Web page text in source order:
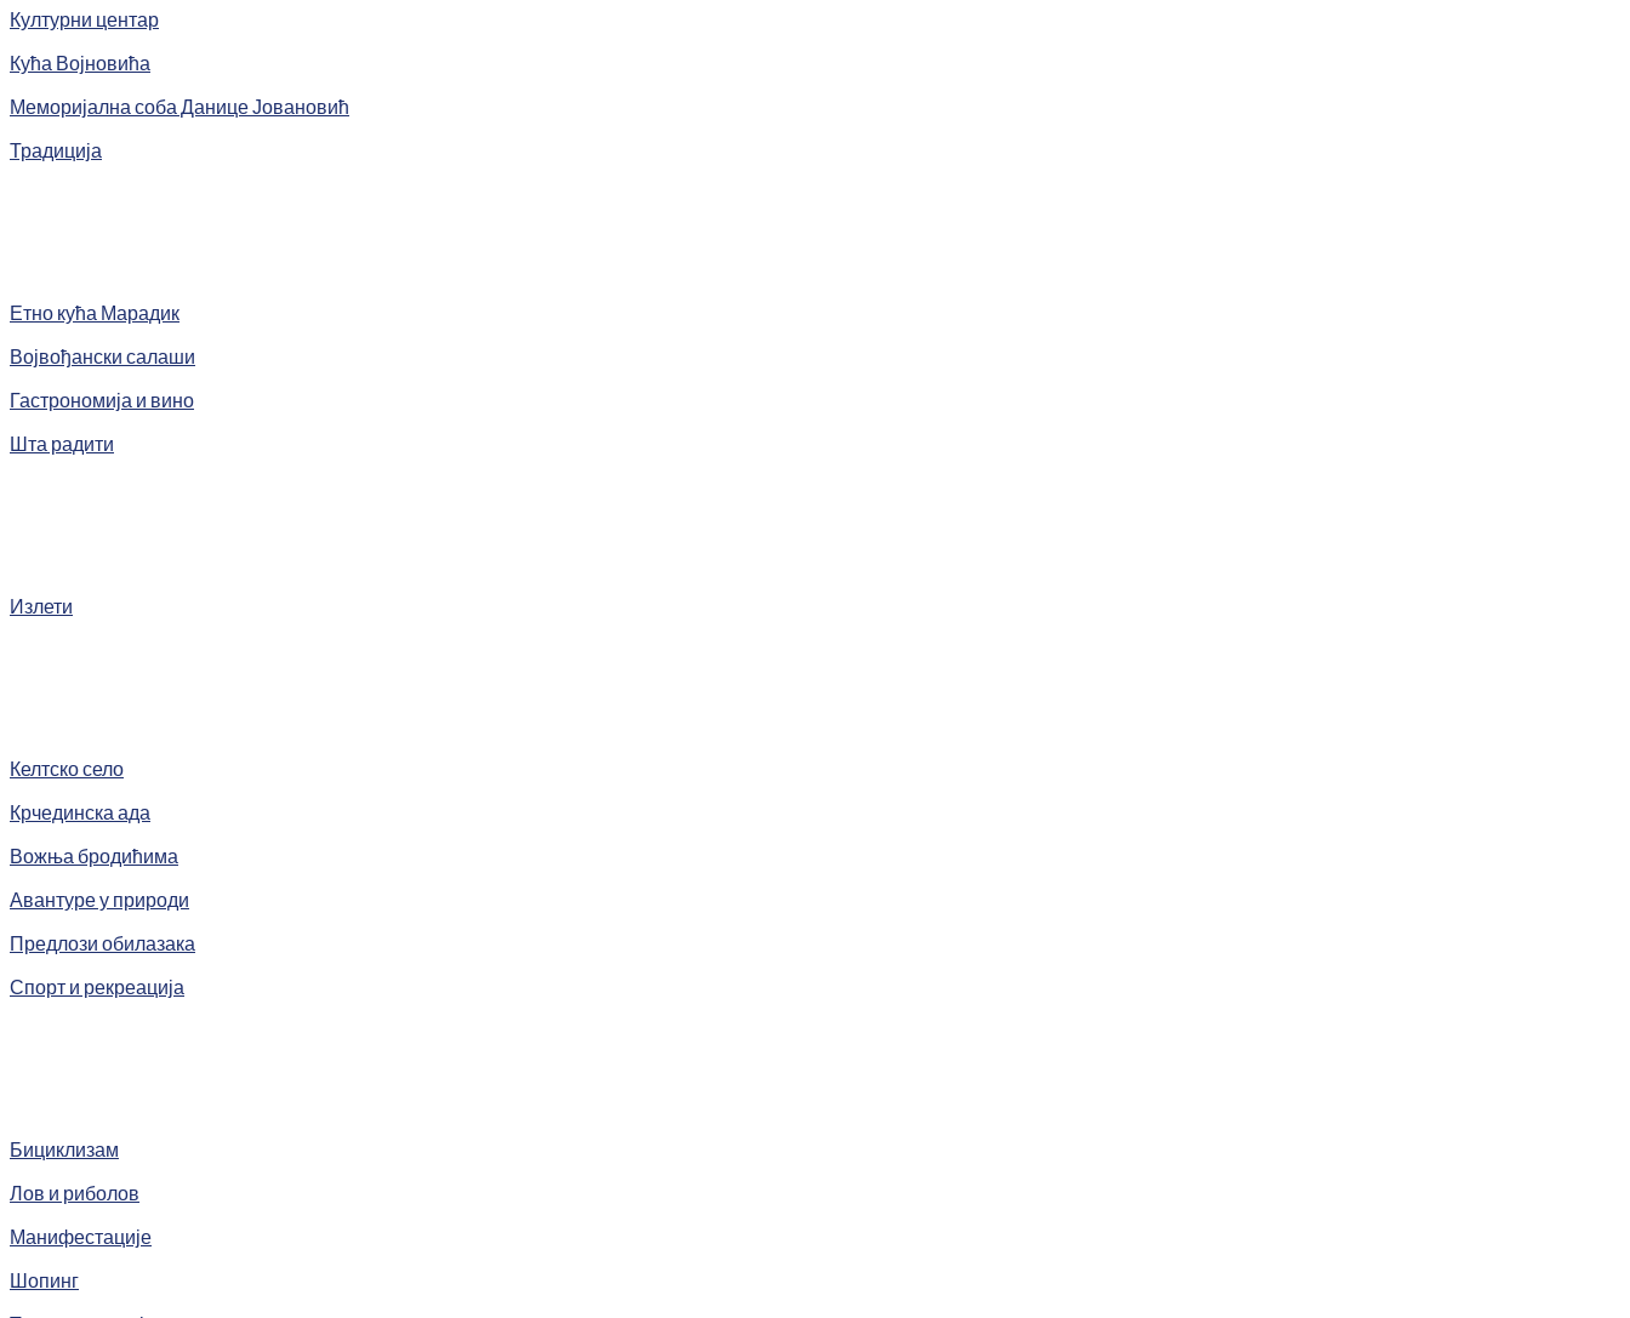
Културни центар
Кућа Војновића
Меморијална соба Данице Јовановић
Традиција
Етно кућа Марадик
Војвођански салаши
Гастрономија и вино
Шта радити
Излети
Келтско село
Крчединска ада
Вожња бродићима
Авантуре у природи
Предлози обилазака
Спорт и рекреација
Бициклизам
Лов и риболов
Манифестације
Шопинг